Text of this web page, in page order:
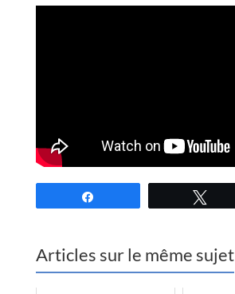
Articles sur le même sujet